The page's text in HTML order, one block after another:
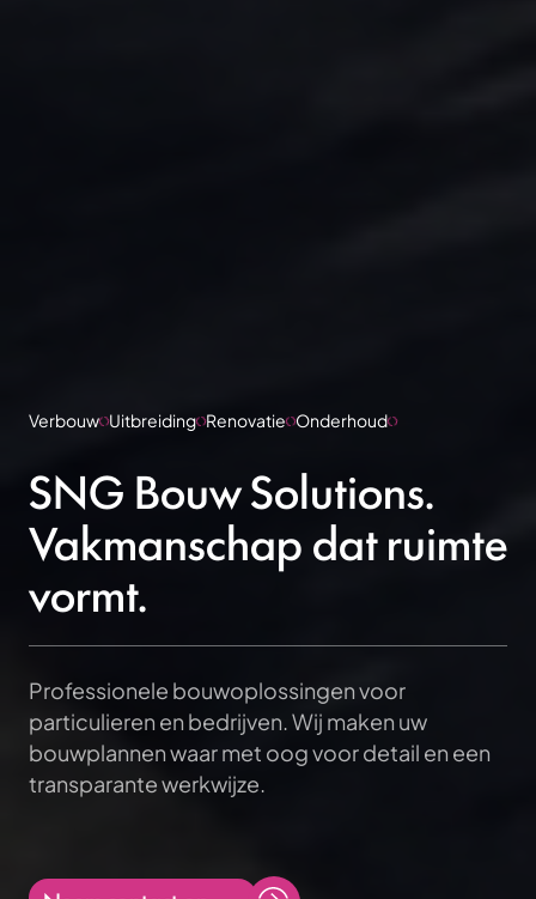
Verbouw Uitbreiding Renovatie Onderhoud
SNG Bouw Solutions.
Vakmanschap dat ruimte
vormt.
Professionele bouwoplossingen voor
particulieren en bedrijven. Wij maken uw
bouwplannen waar met oog voor detail en een
transparante werkwijze.